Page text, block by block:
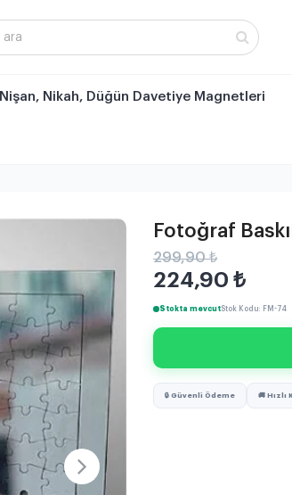
Nişan, Nikah, Düğün Davetiye Magnetleri
Fotoğraf
299,90 ₺
224,90 ₺
Stokta mevcutStok Kodu: FM-74
🔒 Güvenli Ödeme 🚚 Hızlı